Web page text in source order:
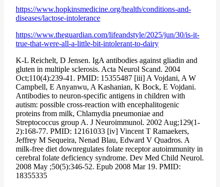
https://www.hopkinsmedicine.org/health/conditions-and-
diseases/lactose-intolerance
https://www.theguardian.com/lifeandstyle/2025/jun/30/is-it-
true-that-were-all-a-little-bit-intolerant-to-dairy
K-L Reichelt, D Jensen. IgA antibodies against gliadin and
gluten in multiple sclerosis. Acta Neurol Scand. 2004
Oct;110(4):239-41. PMID: 15355487 [iii] A Vojdani, A W
Campbell, E Anyanwu, A Kashanian, K Bock, E Vojdani.
Antibodies to neuron-specific antigens in children with
autism: possible cross-reaction with encephalitogenic
proteins from milk, Chlamydia pneumoniae and
Streptococcus group A. J Neuroimmunol. 2002 Aug;129(1-
2):168-77. PMID: 12161033 [iv] Vincent T Ramaekers,
Jeffrey M Sequeira, Nenad Blau, Edward V Quadros. A
milk-free diet downregulates folate receptor autoimmunity in
cerebral folate deficiency syndrome. Dev Med Child Neurol.
2008 May ;50(5):346-52. Epub 2008 Mar 19. PMID:
18355335